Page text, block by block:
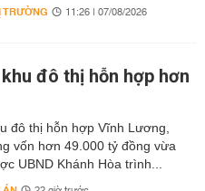
TRƯỜNG 11:26 | 07/08/2026
đô thị hỗn hợp hơn
đô thị hỗn hợp Vĩnh Lương,
vốn hơn 49.000 tỷ đồng vừa
UBND Khánh Hòa trình...